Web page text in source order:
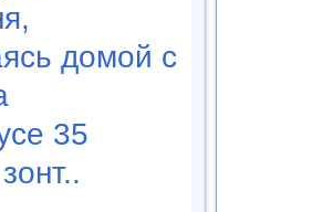
домой с
35